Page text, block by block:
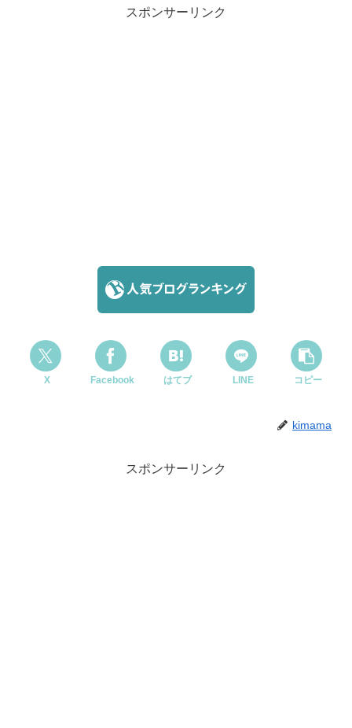
スポンサーリンク
X Facebook はてブ LINE コピー
kimama
スポンサーリンク